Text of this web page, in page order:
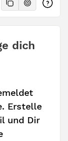
dich
Erstelle
und Dir